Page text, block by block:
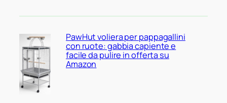
PawHut voliera per pappagallini
con ruote: gabbia capiente e
facile da pulire in offerta su
Amazon